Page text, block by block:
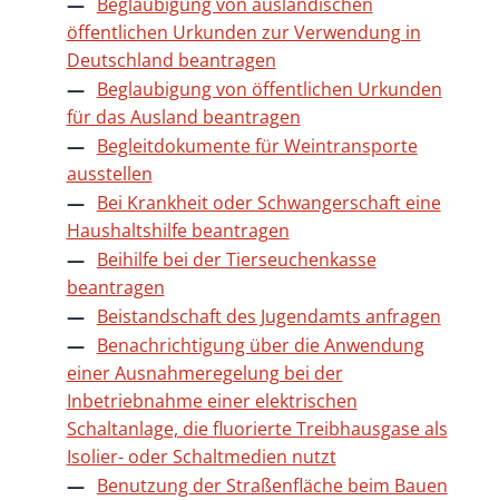
öffentlichen Urkunden zur Verwendung in
Deutschland beantragen
Beglaubigung von öffentlichen Urkunden
für das Ausland beantragen
Begleitdokumente für Weintransporte
ausstellen
Bei Krankheit oder Schwangerschaft eine
Haushaltshilfe beantragen
Beihilfe bei der Tierseuchenkasse
beantragen
Beistandschaft des Jugendamts anfragen
Benachrichtigung über die Anwendung
einer Ausnahmeregelung bei der
Inbetriebnahme einer elektrischen
Schaltanlage, die fluorierte Treibhausgase als
Isolier- oder Schaltmedien nutzt
Benutzung der Straßenfläche beim Bauen